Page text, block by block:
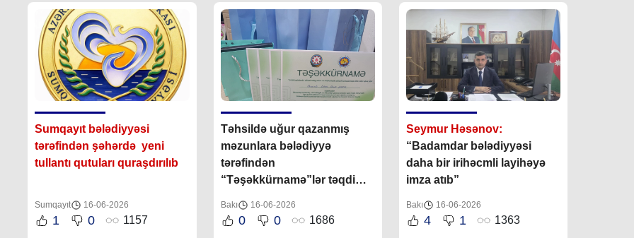
Sumqayıt bələdiyyəsi
tərəfindən şəhərdə yeni
tullantı qutuları quraşdırılıb
Sumqayıt 16-06-2026
1 0 1157
Təhsildə uğur qazanmış
məzunlara bələdiyyə
tərəfindən
“Təşəkkürnamə”lər təqdim
Bakı 16-06-2026
0 0 1686
Seymur Həsənov:
“Badamdar bələdiyyəsi
daha bir irihəcmli layihəyə
imza atıb”
Bakı 16-06-2026
4 1 1363